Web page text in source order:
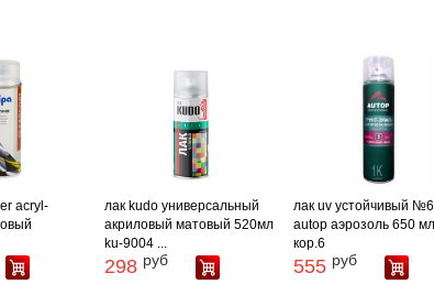
acryl-
лак kudo универсальный
акриловый матовый 520мл
ku-9004 ...
298 руб
лак uv устойчивый №6
autop аэрозоль 650
кор.6
555 руб